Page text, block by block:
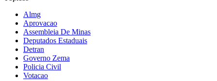
Almg
Aprovacao
Assembleia De Minas
Deputados Estaduais
Detran
Governo Zema
Policia Civil
Votacao